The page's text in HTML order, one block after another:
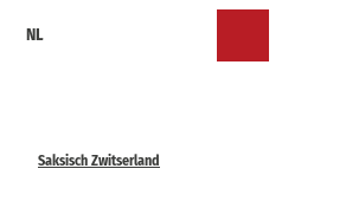
NL
Saksisch Zwitserland